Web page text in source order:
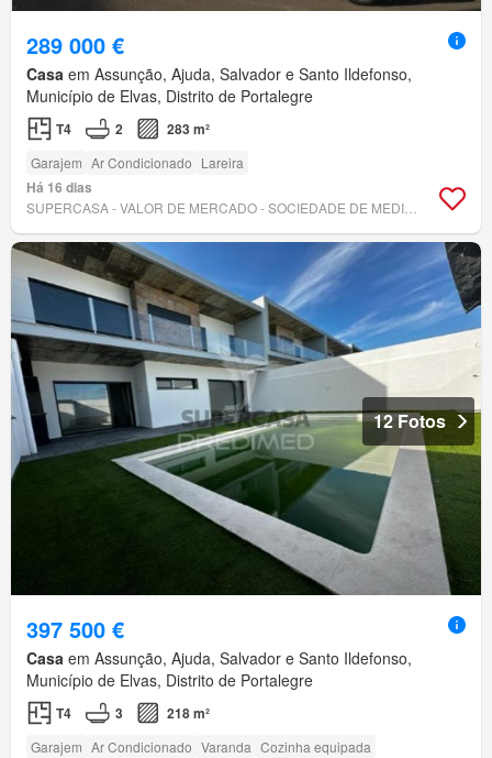
289 000 €
Casa em Assunção, Ajuda, Salvador e Santo Ildefonso,
Município de Elvas, Distrito de Portalegre
T4 2 283 m²
Garajem Ar Condicionado Lareira
Há 16 dias
12 Fotos
397 500 €
Casa em Assunção, Ajuda, Salvador e Santo Ildefonso,
Município de Elvas, Distrito de Portalegre
T4 3 218 m²
Garajem Ar Condicionado Varanda Cozinha equipada